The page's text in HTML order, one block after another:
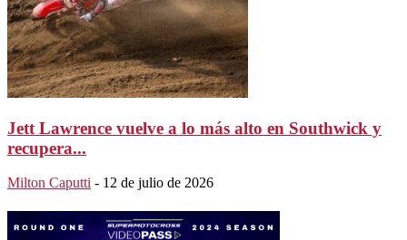
Jett Lawrence vuelve a lo más alto en Southwick y
recupera...
Milton Caputti - 12 de julio de 2026